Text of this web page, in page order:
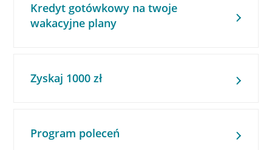
Kredyt gotówkowy na twoje
wakacyjne plany
Zyskaj 1000 zł
Program poleceń